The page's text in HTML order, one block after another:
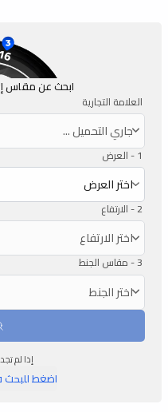
ابحث عن مقاس
العلامة التجارية
1 - العرض
2 - الارتفاع
3 - مقاس الجنط
إذا لم
اضغط للبحث